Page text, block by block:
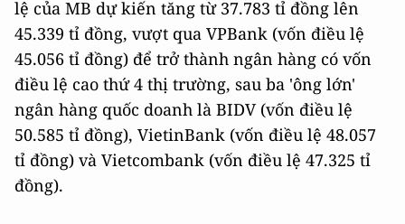
lệ của MB dự kiến tăng từ 37.783 tỉ đồng lên
45.339 tỉ đồng, vượt qua VPBank (vốn điều lệ
45.056 tỉ đồng) để trở thành ngân hàng có vốn
điều lệ cao thứ 4 thị trường, sau ba 'ông lớn'
ngân hàng quốc doanh là BIDV (vốn điều lệ
50.585 tỉ đồng), VietinBank (vốn điều lệ 48.057
tỉ đồng) và Vietcombank (vốn điều lệ 47.325 tỉ
đồng).